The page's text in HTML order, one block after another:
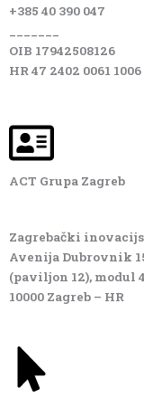
+385 40 390 047
OIB 17942508126
HR 47 2402 0061 1006
ACT Grupa Zagreb
Zagrebački
Avenija Dubrovnik
(paviljon 12), modul
10000 Zagreb – HR